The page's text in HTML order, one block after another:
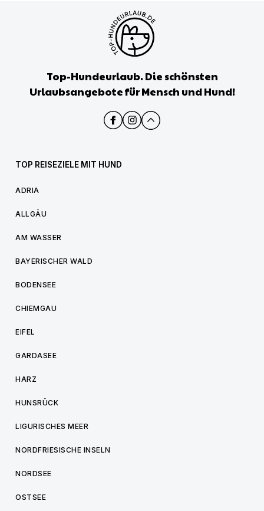
Top-Hundeurlaub. Die schönsten
Urlaubsangebote für Mensch und Hund!
TOP REISEZIELE MIT HUND
ADRIA
ALLGÄU
AM WASSER
BAYERISCHER WALD
BODENSEE
CHIEMGAU
EIFEL
GARDASEE
HARZ
HUNSRÜCK
LIGURISCHES MEER
NORDFRIESISCHE INSELN
NORDSEE
OSTSEE